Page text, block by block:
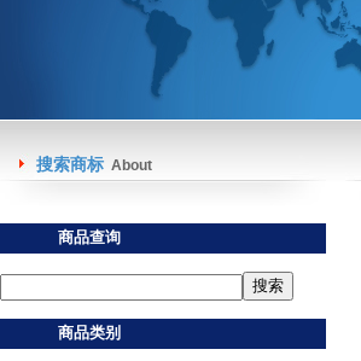
搜索商标 About
商品查询
商品类别